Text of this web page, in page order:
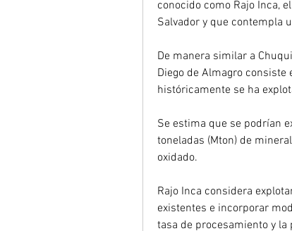
conocido como Rajo Inca,
Salvador y que contempla
De manera similar a
Diego de Almagro
históricamente se ha
Se estima que se podrían
toneladas (Mton) de
oxidado.
Rajo Inca considera
existentes e incorporar
tasa de procesamiento y